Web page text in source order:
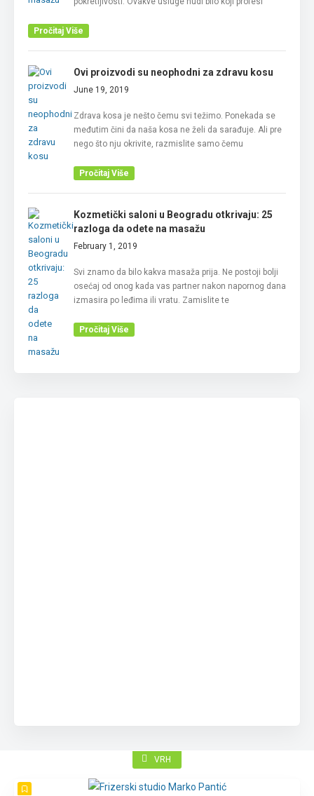
Pročitaj Više
Ovi proizvodi su neophodni za zdravu kosu
June 19, 2019
Zdrava kosa je nešto čemu svi težimo. Ponekada se
međutim čini da naša kosa ne želi da sarađuje. Ali pre
nego što nju okrivite, razmislite samo čemu
Pročitaj Više
Kozmetički saloni u Beogradu otkrivaju: 25
razloga da odete na masažu
February 1, 2019
Svi znamo da bilo kakva masaža prija. Ne postoji bolji
osećaj od onog kada vas partner nakon napornog dana
izmasira po leđima ili vratu. Zamislite te
Pročitaj Više
VRH